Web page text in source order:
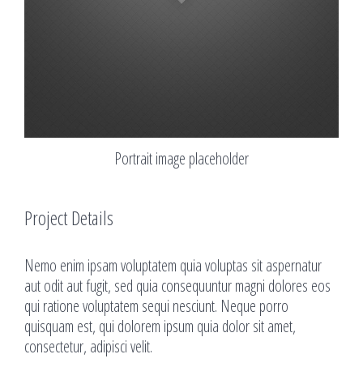
Portrait image placeholder
Project Details
Nemo enim ipsam voluptatem quia voluptas sit aspernatur
aut odit aut fugit, sed quia consequuntur magni dolores eos
qui ratione voluptatem sequi nesciunt. Neque porro
quisquam est, qui dolorem ipsum quia dolor sit amet,
consectetur, adipisci velit.